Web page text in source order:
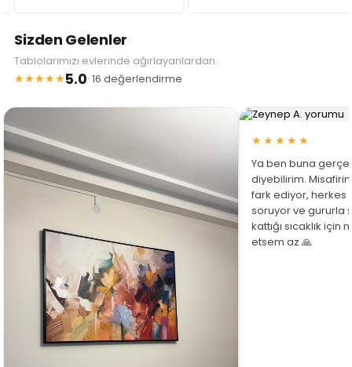
Sizden Gelenler
Tablolarımızı evlerinde ağırlayanlardan
★★★★★5.0· 16 değerlendirme
★★★★★
Ya ben buna
diyebilirim.
fark ediyor, herkes
soruyor ve gururla
kattığı sıcaklık
etsem az 🙏